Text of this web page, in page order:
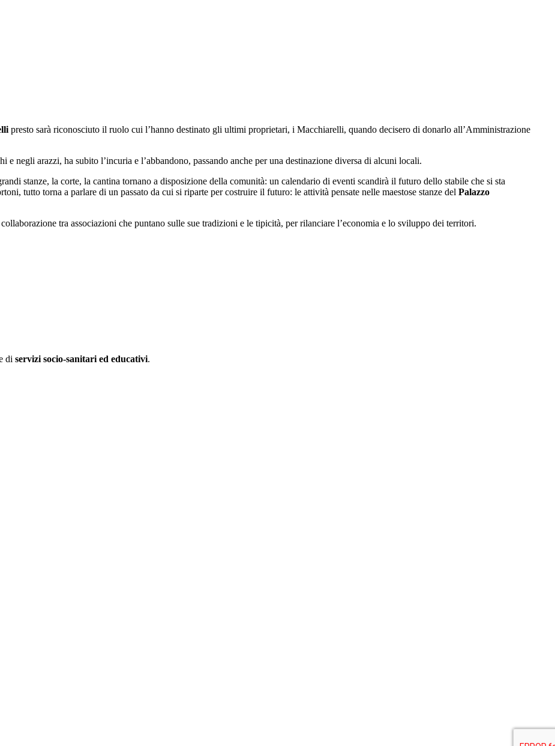
presto sarà riconosciuto il ruolo cui l’hanno destinato gli ultimi proprietari, i Macchiarelli, quando decisero di donarlo all’Amministrazione
negli arazzi, ha subito l’incuria e l’abbandono, passando anche per una destinazione diversa di alcuni locali.
stanze, la corte, la cantina tornano a disposizione della comunità: un calendario di eventi scandirà il futuro dello stabile che si sta
tutto torna a parlare di un passato da cui si riparte per costruire il futuro: le attività pensate nelle maestose stanze del Palazzo
tra associazioni che puntano sulle sue tradizioni e le tipicità, per rilanciare l’economia e lo sviluppo dei territori.
di servizi socio-sanitari ed educativi.